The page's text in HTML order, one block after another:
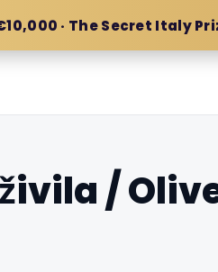
· The Secret Italy
/